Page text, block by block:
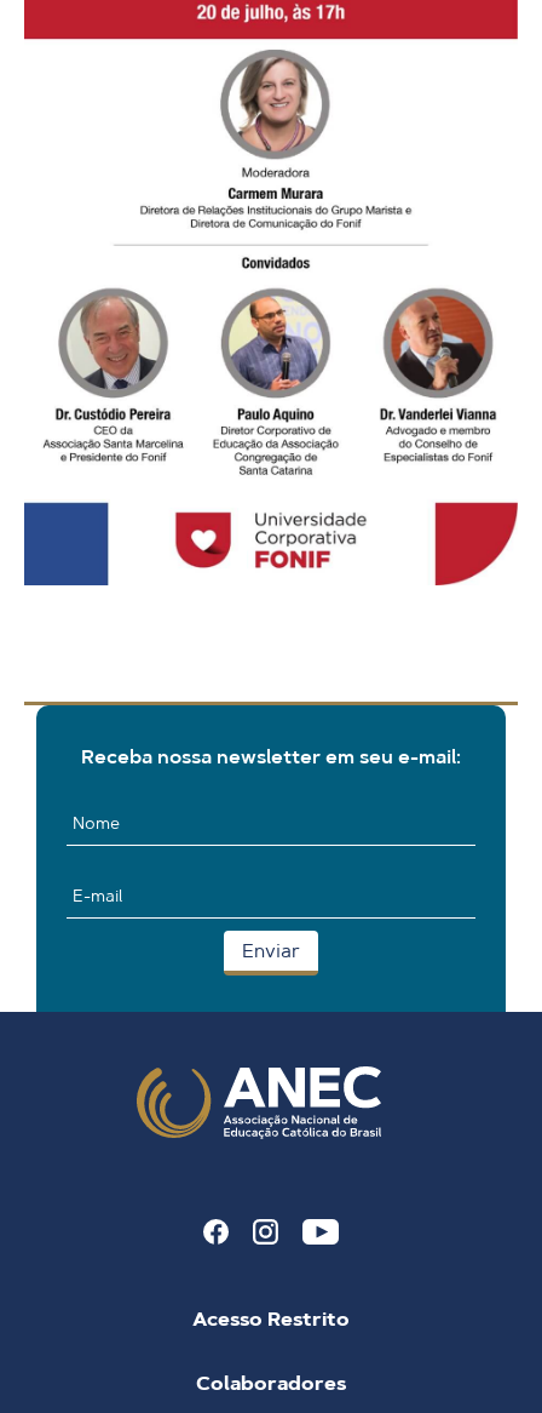
Receba nossa newsletter em seu e-mail:
Acesso Restrito
Colaboradores